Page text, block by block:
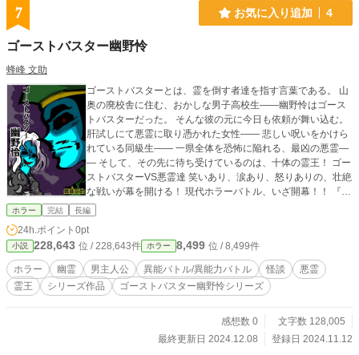
縁遠い小生ゆえ、お目汚しの駄作レベルとは存じますが、あ
えて読者諸兄のご高覧に供しますので、率直なご意見を賜る
7 お気に入り追加 4
ゴーストバスター幽野怜
蜂峰 文助
ゴーストバスターとは、霊を倒す者達を指す言葉である。 山
奥の廃校舎に住む、おかしな男子高校生――幽野怜はゴース
トバスターだった。 そんな彼の元に今日も依頼が舞い込む。
肝試しにて悪霊に取り憑かれた女性―― 悲しい呪いをかけら
れている同級生―― 一県全体を恐怖に陥れる、最凶の悪霊―
― そして、その先に待ち受けているのは、十体の霊王！ ゴー
ストバスターVS悪霊達 笑いあり、涙あり、怒りありの、壮絶
な戦いが幕を開ける！ 現代ホラーバトル、いざ開幕！！ 『こ
の物語は、法律・法令に反する行為を容認・推奨するもので
ホラー 完結 長編
24h.ポイント 0pt
小説 228,643 位 / 228,643件 ホラー 8,499 位 / 8,499件
ホラー 幽霊 男主人公 異能バトル/異能力バトル 怪談
悪霊
霊王
シリーズ作品 ゴーストバスター幽野怜シリーズ
感想数 0
文字数 128,005
最終更新日 2024.12.08
登録日 2024.11.12